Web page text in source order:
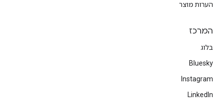
הערות מוצר
המרכז
בלוג
Bluesky
Instagram
LinkedIn